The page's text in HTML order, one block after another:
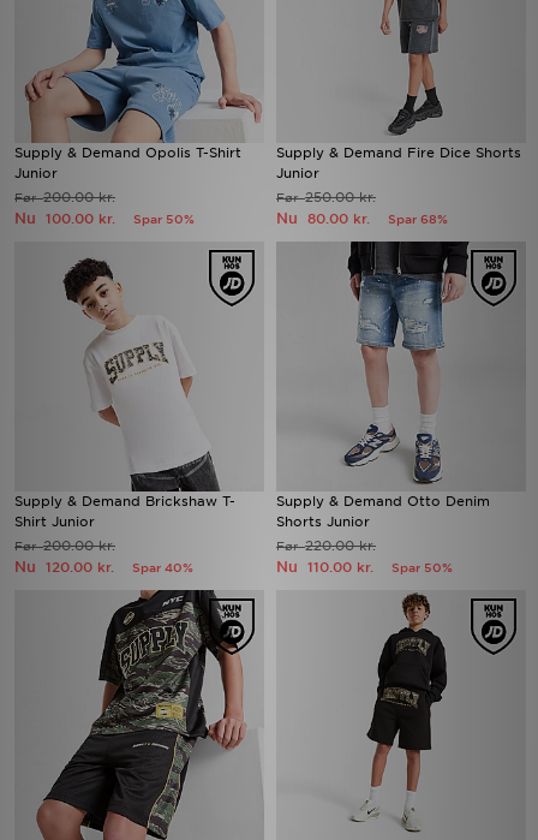
Supply & Demand Opolis T-Shirt
Junior
Før200.00 kr.
Nu 100.00 kr. Spar 50%
Supply & Demand Fire Dice Shorts
Junior
Før250.00 kr.
Nu 80.00 kr. Spar 68%
Supply & Demand Brickshaw T-
Shirt Junior
Før200.00 kr.
Nu 120.00 kr. Spar 40%
Supply & Demand Otto Denim
Shorts Junior
Før220.00 kr.
Nu 110.00 kr. Spar 50%